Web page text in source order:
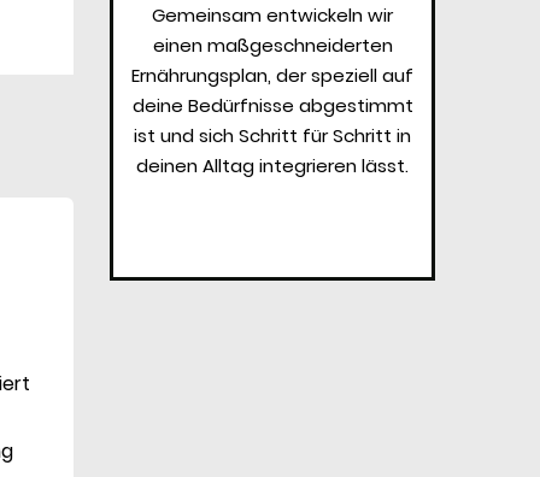
Gemeinsam entwickeln wir
einen maßgeschneiderten
Ernährungsplan, der speziell auf
deine Bedürfnisse abgestimmt
ist und sich Schritt für Schritt in
deinen Alltag integrieren lässt.